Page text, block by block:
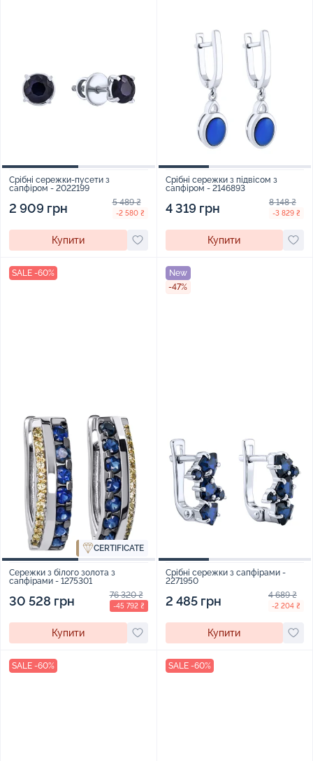
Срібні сережки-пусети з
сапфіром - 2022199
2 909 грн 5 489 ₴
-2 580 ₴
Купити
Срібні сережки з підвісом з
сапфіром - 2146893
4 319 грн 8 148 ₴
-3 829 ₴
Купити
SALE -60%
CERTIFICATE
Сережки з білого золота з
сапфірами - 1275301
30 528 грн 76 320 ₴
-45 792 ₴
Купити
New
-47%
Срібні сережки з сапфірами -
2271950
2 485 грн 4 689 ₴
-2 204 ₴
Купити
SALE -60% SALE -60%